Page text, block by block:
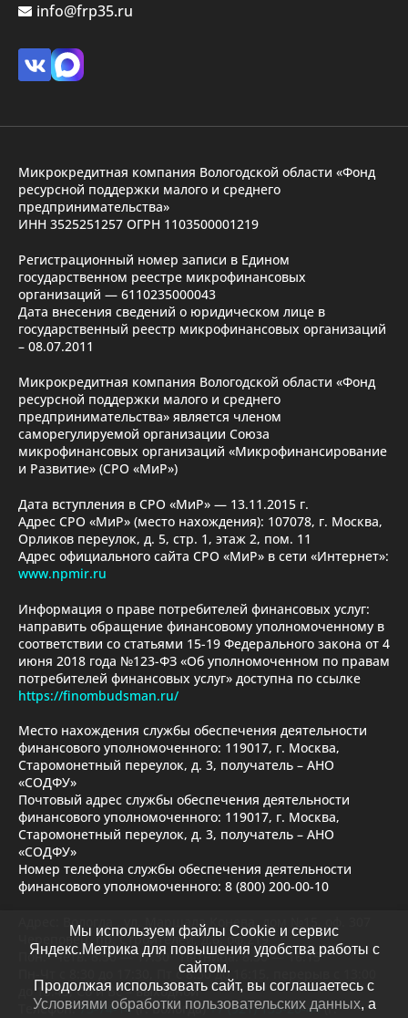
info@frp35.ru
Микрокредитная компания Вологодской области «Фонд
ресурсной поддержки малого и среднего
предпринимательства»
ИНН 3525251257 ОГРН 1103500001219
Регистрационный номер записи в Едином
государственном реестре микрофинансовых
организаций — 6110235000043
Дата внесения сведений о юридическом лице в
государственный реестр микрофинансовых организаций
– 08.07.2011
Микрокредитная компания Вологодской области «Фонд
ресурсной поддержки малого и среднего
предпринимательства» является членом
саморегулируемой организации Союза
микрофинансовых организаций «Микрофинансирование
и Развитие» (СРО «МиР»)
Дата вступления в СРО «МиР» — 13.11.2015 г.
Адрес СРО «МиР» (место нахождения): 107078, г. Москва,
Орликов переулок, д. 5, стр. 1, этаж 2, пом. 11
Адрес официального сайта СРО «МиР» в сети «Интернет»:
www.npmir.ru
Информация о праве потребителей финансовых услуг:
направить обращение финансовому уполномоченному в
соответствии со статьями 15-19 Федерального закона от 4
июня 2018 года №123-ФЗ «Об уполномоченном по правам
потребителей финансовых услуг» доступна по ссылке
https://finombudsman.ru/
Место нахождения службы обеспечения деятельности
финансового уполномоченного: 119017, г. Москва,
Старомонетный переулок, д. 3, получатель – АНО
«СОДФУ»
Почтовый адрес службы обеспечения деятельности
финансового уполномоченного: 119017, г. Москва,
Старомонетный переулок, д. 3, получатель – АНО
«СОДФУ»
Номер телефона службы обеспечения деятельности
финансового уполномоченного: 8 (800) 200-00-10
Адрес: Вологда , ул. Маршала Конева, дом №15, оф. 307
Череповец, пр. Строителей, д.6, оф.219
Пон.- четв. 8.30 — 17.30 Пятница: 8.30 — 16.15
Пн-Чт с 8:30 до 17:30, Пт с 8:30 до 16:15, перерыв с 13:00
до 13:45, Сб и Вс – выходной
Телефон:73-74-14(г. Вологда)+7 (921) 135-20-44(г.
Мы используем файлы Cookie и сервис
Яндекс.Метрика для повышения удобства работы с
сайтом.
Продолжая использовать сайт, вы соглашаетесь с
Условиями обработки пользовательских данных, а